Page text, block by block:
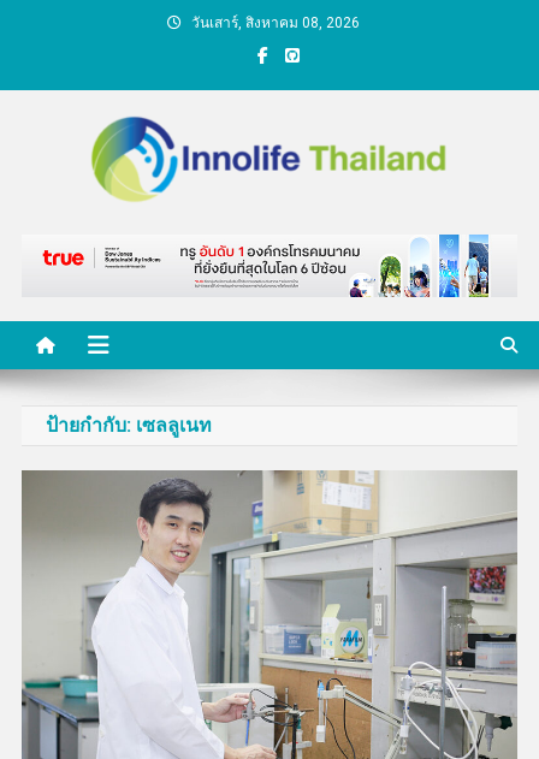
วันเสาร์, สิงหาคม 08, 2026
คนกับความคิด ชีวิตกับ
นวัตกรรม
ป้ายกำกับ: เซลลูเนท